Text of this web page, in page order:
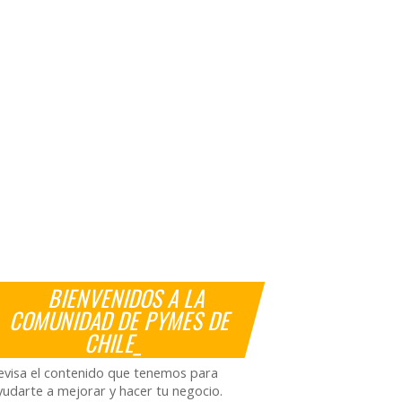
BIENVENIDOS A LA
COMUNIDAD DE PYMES DE
CHILE_
el contenido que tenemos para
a mejorar y hacer tu negocio.